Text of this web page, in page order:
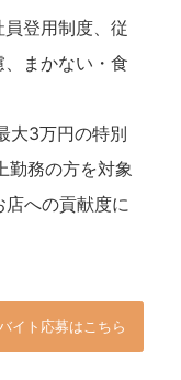
登用制度、従
まかない・食
大3万円の特別
勤務の方を対象
店への貢献度に
イト応募はこちら